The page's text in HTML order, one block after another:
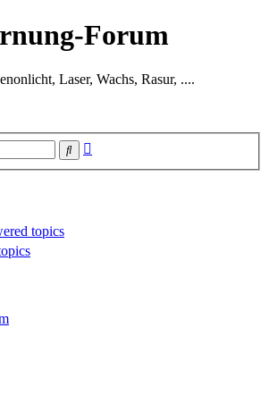
Forum
Laser, Wachs, Rasur, ....
Search
topics